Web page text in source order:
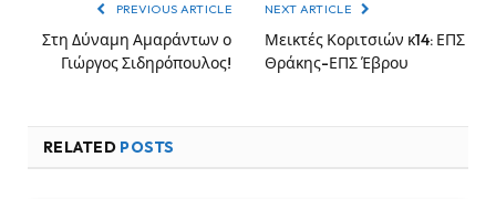
PREVIOUS ARTICLE
Στη Δύναμη Αμαράντων ο
Γιώργος Σιδηρόπουλος!
NEXT ARTICLE
Μεικτές Κοριτσιών κ14: ΕΠΣ
Θράκης-ΕΠΣ Έβρου
RELATED POSTS